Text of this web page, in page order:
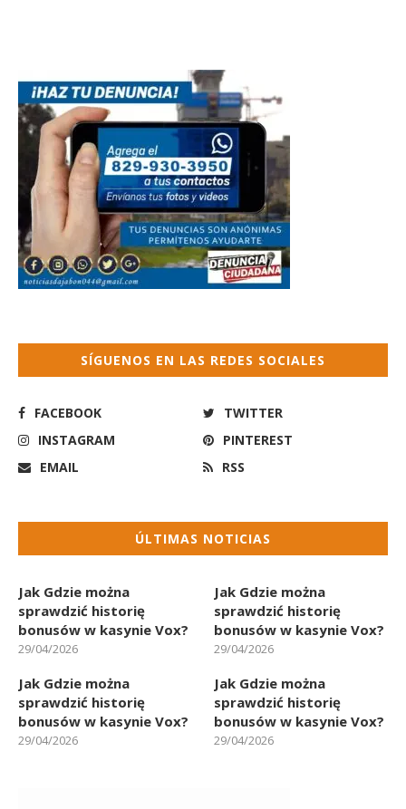
SÍGUENOS EN LAS REDES SOCIALES
FACEBOOK
TWITTER
INSTAGRAM
PINTEREST
EMAIL
RSS
ÚLTIMAS NOTICIAS
Jak Gdzie można
sprawdzić historię
bonusów w kasynie Vox?
29/04/2026
Jak Gdzie można
sprawdzić historię
bonusów w kasynie Vox?
29/04/2026
Jak Gdzie można
sprawdzić historię
bonusów w kasynie Vox?
29/04/2026
Jak Gdzie można
sprawdzić historię
bonusów w kasynie Vox?
29/04/2026